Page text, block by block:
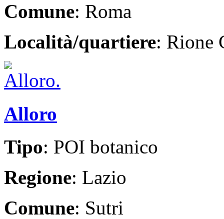
Comune: Roma
Località/quartiere: Rione
Alloro
Tipo: POI botanico
Regione: Lazio
Comune: Sutri